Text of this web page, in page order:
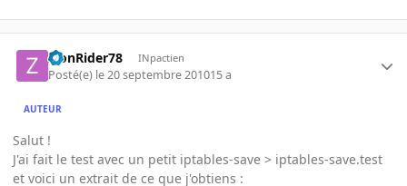
ZionRider78 INpactien
Posté(e) le 20 septembre 201015 a
AUTEUR
Salut !
J'ai fait le test avec un petit iptables-save > iptables-save.test
et voici un extrait de ce que j'obtiens :